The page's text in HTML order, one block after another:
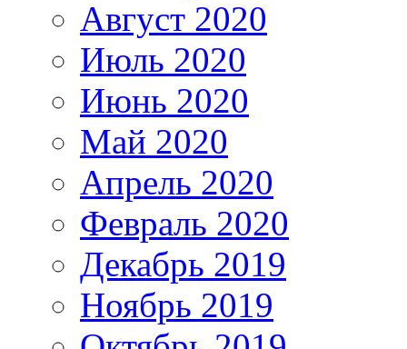
Август 2020
Июль 2020
Июнь 2020
Май 2020
Апрель 2020
Февраль 2020
Декабрь 2019
Ноябрь 2019